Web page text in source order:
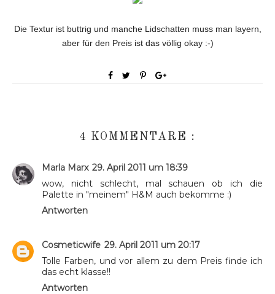
Die Textur ist buttrig und manche Lidschatten muss man layern,
aber für den Preis ist das völlig okay :-)
4 KOMMENTARE :
Marla Marx 29. April 2011 um 18:39
wow, nicht schlecht, mal schauen ob ich die
Palette in "meinem" H&M auch bekomme :)
Antworten
Cosmeticwife 29. April 2011 um 20:17
Tolle Farben, und vor allem zu dem Preis finde ich
das echt klasse!!
Antworten